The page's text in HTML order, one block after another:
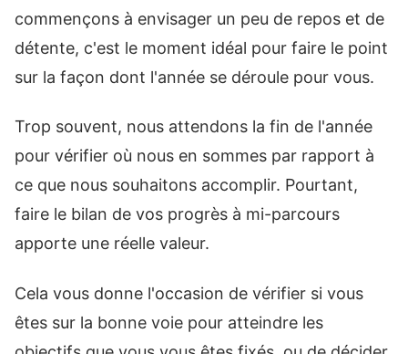
commençons à envisager un peu de repos et de
détente, c'est le moment idéal pour faire le point
sur la façon dont l'année se déroule pour vous.
Trop souvent, nous attendons la fin de l'année
pour vérifier où nous en sommes par rapport à
ce que nous souhaitons accomplir. Pourtant,
faire le bilan de vos progrès à mi-parcours
apporte une réelle valeur.
Cela vous donne l'occasion de vérifier si vous
êtes sur la bonne voie pour atteindre les